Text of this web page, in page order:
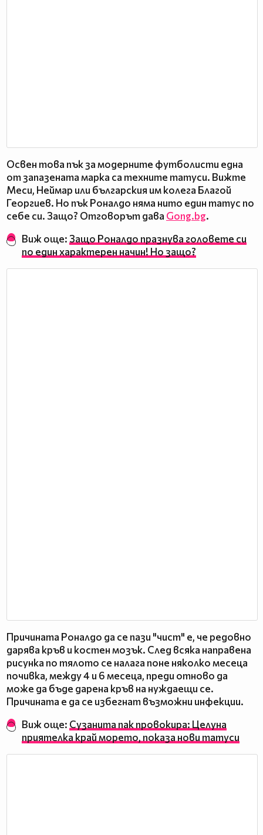
Освен това пък за модерните футболисти една
от запазената марка са техните татуси. Вижте
Меси, Неймар или българския им колега Благой
Георгиев. Но пък Роналдо няма нито един татус по
себе си. Защо? Отговорът дава Gong.bg.
Виж още: Защо Роналдо празнува головете си
по един характерен начин! Но защо?
Причината Роналдо да се пази "чист" е, че редовно
дарява кръв и костен мозък. След всяка направена
рисунка по тялото се налага поне няколко месеца
почивка, между 4 и 6 месеца, преди отново да
може да бъде дарена кръв на нуждаещи се.
Причината е да се избегнат възможни инфекции.
Виж още: Сузанита пак провокира: Целуна
приятелка край морето, показа нови татуси